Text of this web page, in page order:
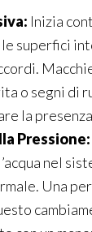
Inizia
superfici
o segni di
la
Pressione:
nel
Una